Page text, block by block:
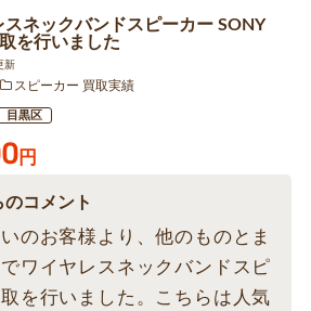
スネックバンドスピーカー SONY
を行いました
新
スピーカー 買取実績
目黒区
円
コメント
のお客様より、他のものとま
ワイヤレスネックバンドスピ
を行いました。こちらは人気